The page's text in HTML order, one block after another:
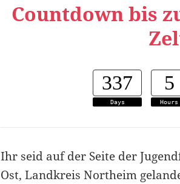
Countdown bis
337
Days
5
Hours
Ihr seid auf der Seite der
Ost, Landkreis Northeim